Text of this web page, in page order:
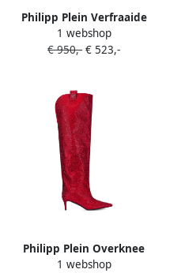
Philipp Plein Verfraaide
platte enkellaarzen Zwart
1 webshop
€ 950,- € 523,-
Philipp Plein Overknee
laarzen met lage hak en
1 webshop